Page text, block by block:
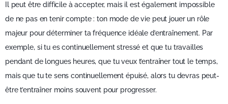
Il peut être difficile à accepter, mais il est également impossible
de ne pas en tenir compte : ton mode de vie peut jouer un rôle
majeur pour déterminer ta fréquence idéale d’entraînement. Par
exemple, si tu es continuellement stressé et que tu travailles
pendant de longues heures, que tu veux t’entraîner tout le temps,
mais que tu te sens continuellement épuisé, alors tu devras peut-
être t’entraîner moins souvent pour progresser.